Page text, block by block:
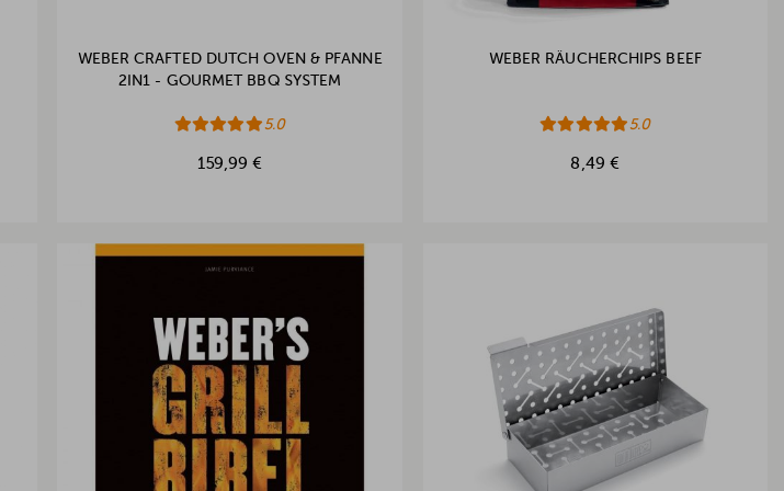
WEBER CRAFTED DUTCH OVEN & PFANNE
2IN1 - GOURMET BBQ SYSTEM
5.0
159,99 €
WEBER RÄUCHERCHIPS BEEF
5.0
8,49 €